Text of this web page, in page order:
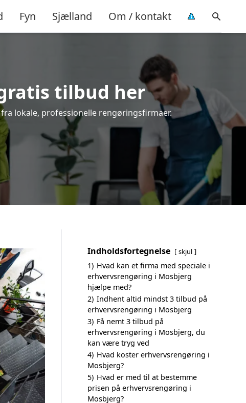
Fyn Sjælland Om / kontakt
tilbud her
lokale, professionelle rengøringsfirmaer.
Indholdsfortegnelse skjul
1) Hvad kan et firma med speciale i
erhvervsrengøring i Mosbjerg
hjælpe med?
2) Indhent altid mindst 3 tilbud på
erhvervsrengøring i Mosbjerg
3) Få nemt 3 tilbud på
erhvervsrengøring i Mosbjerg, du
kan være tryg ved
4) Hvad koster erhvervsrengøring i
Mosbjerg?
5) Hvad er med til at bestemme
prisen på erhvervsrengøring i
Mosbjerg?